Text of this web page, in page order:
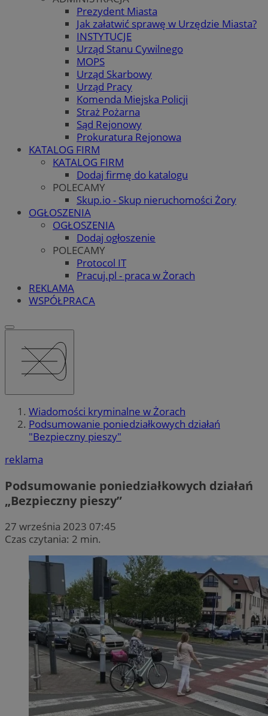
Prezydent Miasta
Jak załatwić sprawę w Urzędzie Miasta?
INSTYTUCJE
Urząd Stanu Cywilnego
MOPS
Urząd Skarbowy
Urząd Pracy
Komenda Miejska Policji
Straż Pożarna
Sąd Rejonowy
Prokuratura Rejonowa
KATALOG FIRM
KATALOG FIRM
Dodaj firmę do katalogu
POLECAMY
Skup.io - Skup nieruchomości Żory
OGŁOSZENIA
OGŁOSZENIA
Dodaj ogłoszenie
POLECAMY
Protocol IT
Pracuj.pl - praca w Żorach
REKLAMA
WSPÓŁPRACA
Wiadomości kryminalne w Żorach
Podsumowanie poniedziałkowych działań
"Bezpieczny pieszy"
reklama
Podsumowanie poniedziałkowych działań
„Bezpieczny pieszy”
27 września 2023 07:45
Czas czytania: 2 min.